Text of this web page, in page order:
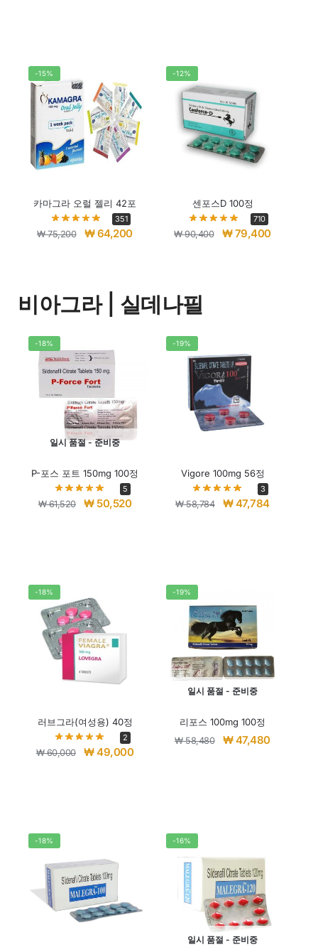
-15%
카마그라 오럴 젤리 42포
351
₩75,200 ₩64,200
-12%
센포스D 100정
710
₩90,400 ₩79,400
비아그라 | 실데나필
-18%
일시 품절 - 준비중
P-포스 포트 150mg 100정
5
₩61,520 ₩50,520
-19%
Vigore 100mg 56정
3
₩58,784 ₩47,784
-18%
러브그라(여성용) 40정
2
₩60,000 ₩49,000
-19%
일시 품절 - 준비중
리포스 100mg 100정
₩58,480 ₩47,480
-18% -16%
일시 품절 - 준비중